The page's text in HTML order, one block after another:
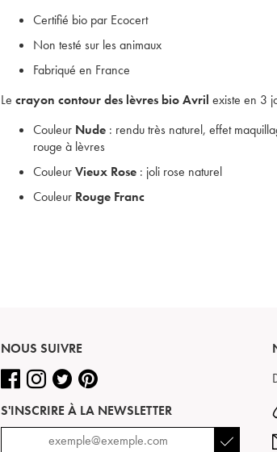
Certifié bio par Ecocert
Non testé sur les animaux
Fabriqué en France
Le crayon contour des lèvres bio Avril existe en 3
Couleur Nude : rendu très naturel, effet
rouge à lèvres
CouleurVieux Rose : joli rose naturel
Couleur Rouge Franc
NOUS SUIVRE
S'INSCRIRE À LA NEWSLETTER